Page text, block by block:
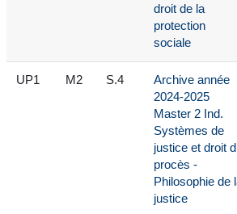
droit de la
protection
sociale
UP1 M2 S.4
Archive année
2024-2025
Master 2 Ind.
Systèmes de
justice et droit
procès -
Philosophie de
justice